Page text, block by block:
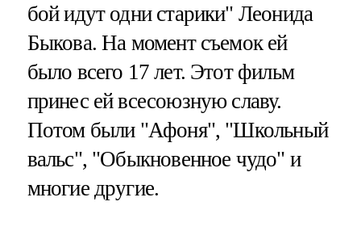
бой идут одни старики" Леонида
Быкова. На момент съемок ей
было всего 17 лет. Этот фильм
принес ей всесоюзную славу.
Потом были "Афоня", "Школьный
вальс", "Обыкновенное чудо" и
многие другие.